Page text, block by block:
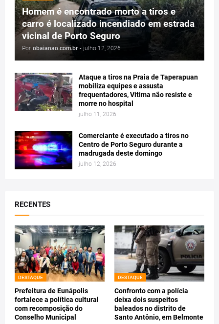
Homem é encontrado morto a tiros e
carro é localizado incendiado em estrada
vicinal de Porto Seguro
Por obaianao.com.br - julho 12, 2026
Ataque a tiros na Praia de Taperapuan
mobiliza equipes e assusta
frequentadores, Vitima não resiste e
morre no hospital
julho 11, 2026
Comerciante é executado a tiros no
Centro de Porto Seguro durante a
madrugada deste domingo
julho 12, 2026
RECENTES
DESTAQUE
Prefeitura de Eunápolis
fortalece a política cultural
com recomposição do
Conselho Municipal
DESTAQUE
Confronto com a polícia
deixa dois suspeitos
baleados no distrito de
Santo Antônio, em Belmonte